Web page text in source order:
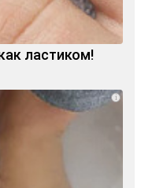
ластиком!
i